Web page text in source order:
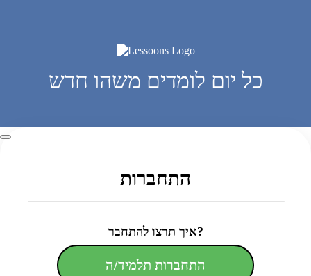
כל יום לומדים משהו חדש
התחברות
איך תרצו להתחבר?
התחברות תלמיד/ה